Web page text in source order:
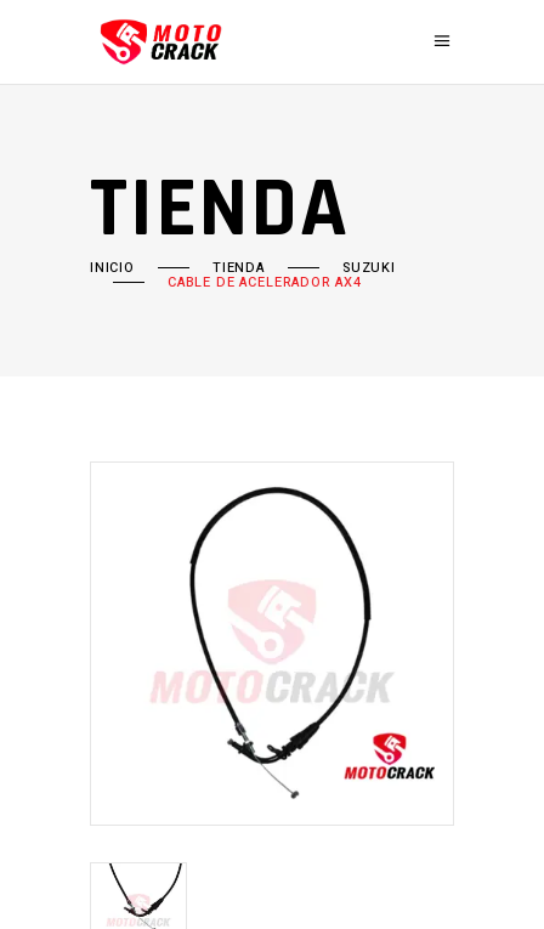
TIENDA
INICIO TIENDA SUZUKI
CABLE DE ACELERADOR AX4